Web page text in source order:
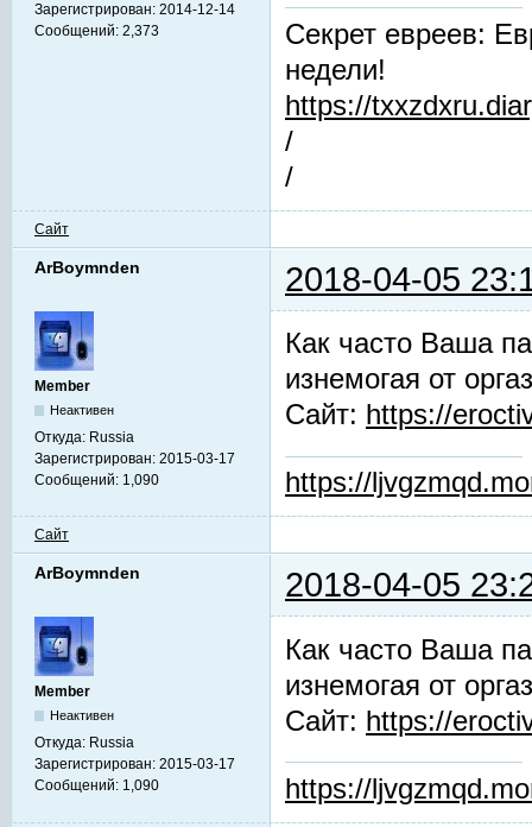
Зарегистрирован: 2014-12-14
Сообщений: 2,373
Секрет евреев:
недели!
https://
/
/
Сайт
ArBoymnden 2018-04-05
Member
Неактивен
Откуда: Russia
Зарегистрирован: 2015-03-17
Сообщений: 1,090
Как часто Ваша
изнемогая от
Сайт: https://
https://
Сайт
ArBoymnden 2018-04-05
Member
Неактивен
Откуда: Russia
Зарегистрирован: 2015-03-17
Сообщений: 1,090
Как часто Ваша
изнемогая от
Сайт: https://
https://